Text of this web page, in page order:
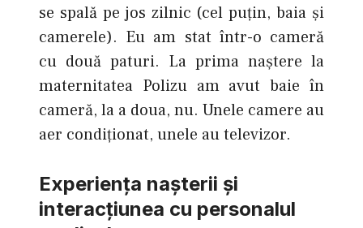
se spală pe jos zilnic (cel puţin, baia şi
camerele). Eu am stat într-o cameră
cu două paturi. La prima naştere la
maternitatea Polizu am avut baie în
cameră, la a doua, nu. Unele camere au
aer condiţionat, unele au televizor.
Experiența nașterii și
interacțiunea cu personalul